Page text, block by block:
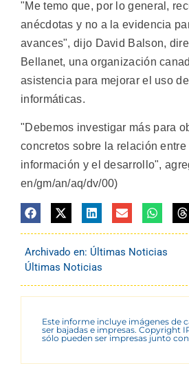
"Me temo que, por lo general,
anécdotas y no a la evidencia
avances", dijo David Balson,
Bellanet, una organización
asistencia para mejorar el uso
informáticas.
"Debemos investigar más para
concretos sobre la relación
información y el desarrollo",
en/gm/an/aq/dv/00)
Archivado en: Últimas Noticias
Últimas Noticias
Este informe incluye imágenes de
ser bajadas e impresas. Copyright
sólo pueden ser impresas junto